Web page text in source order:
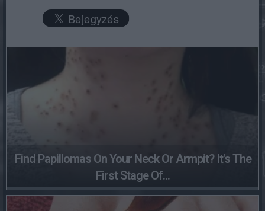
Find Papillomas On Your Neck Or Armpit? It's The
First Stage Of...